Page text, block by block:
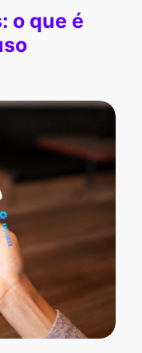
o que é